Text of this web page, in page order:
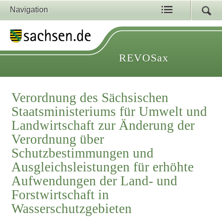
Navigation
REVOSax
Verordnung des Sächsischen
Staatsministeriums für Umwelt und
Landwirtschaft zur Änderung der
Verordnung über
Schutzbestimmungen und
Ausgleichsleistungen für erhöhte
Aufwendungen der Land- und
Forstwirtschaft in
Wasserschutzgebieten